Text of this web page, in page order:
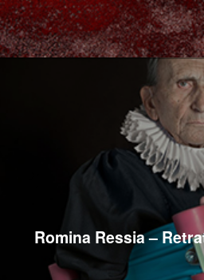
Romina Ressia –